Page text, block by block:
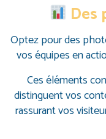
Des
Optez pour des
vos équipes en
Ces éléments
distinguent vos
rassurant vos